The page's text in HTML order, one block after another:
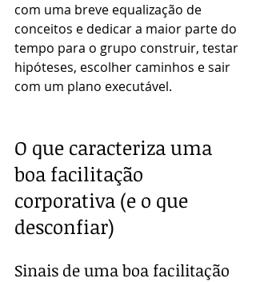
com uma breve equalização de
conceitos e dedicar a maior parte do
tempo para o grupo construir, testar
hipóteses, escolher caminhos e sair
com um plano executável.
O que caracteriza uma
boa facilitação
corporativa (e o que
desconfiar)
Sinais de uma boa facilitação